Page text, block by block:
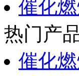
催化
热门产
催化